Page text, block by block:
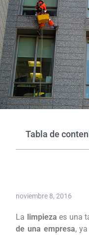
Tabla de
noviembre 8, 2016
La limpieza es una
de una empresa,